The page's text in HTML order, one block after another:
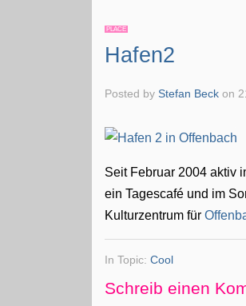
PLACE
Hafen2
Posted byStefan Beck on
Seit Februar 2004 aktiv
ein Tagescafé und im
Kulturzentrum für
In Topic:Cool
Schreib einen